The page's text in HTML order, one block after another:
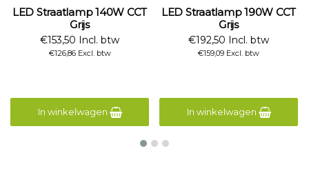
LED Straatlamp 140W CCT
Grijs
€153,50 Incl. btw
€126,86 Excl. btw
In winkelwagen
LED Straatlamp 190W CCT
Grijs
€192,50 Incl. btw
€159,09 Excl. btw
In winkelwagen